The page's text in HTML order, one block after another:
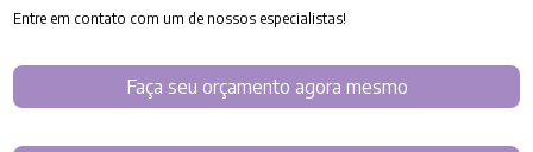
Entre em contato com um de nossos especialistas!
Faça seu orçamento agora mesmo